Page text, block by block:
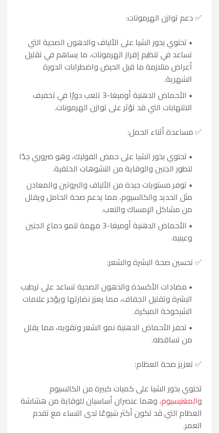
✅ دعم توازن الهرمونات:
تحتوي بذور الشيا على الألياف والدهون الصحية التي
تساعد في تنظيم إفراز الهرمونات، ما يساهم في تقليل
أعراض متلازمة ما قبل الحيض واضطرابات الدورة
الشهرية.
الأحماض الدهنية أوميغا-3 تلعب دورًا في تخفيف
الالتهابات التي قد تؤثر على توازن الهرمونات.
✅ مساعدة أثناء الحمل:
تحتوي بذور الشيا على حمض الفوليك، وهو ضروري جدًا
لتطور الجنين والوقاية من التشوهات الخلقية.
توفر مستويات جيدة من الألياف والبروتين والمعادن
مثل الحديد والكالسيوم، مما يدعم صحة الحامل ويقلل
من مشاكل الإمساك والتعب.
الأحماض الدهنية أوميغا-3 مهمة لنمو دماغ الجنين
وعينيه.
✅ تحسين صحة البشرة والشعر:
مضادات الأكسدة والدهون الصحية تساعد على ترطيب
البشرة وتقليل الجفاف، مما يعزز نضارتها ويؤخر علامات
الشيخوخة المبكرة.
تحفز الأحماض الدهنية نمو الشعر وتقويه، مما يقلل
من تساقطه.
✅ تعزيز صحة العظام:
تحتوي بذور الشيا على كميات كبيرة من الكالسيوم
والمغنيسيوم، وهما عنصران أساسيان للوقاية من هشاشة
العظام التي قد تكون أكثر شيوعًا لدى النساء مع تقدم
العمر.